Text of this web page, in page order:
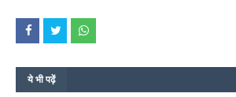
ये भी पढ़ें